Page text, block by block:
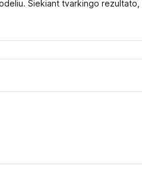
Siekiant tvarkingo rezultato,